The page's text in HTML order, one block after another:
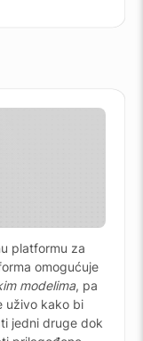
platformu za
omogućuje
modelima, pa
uživo kako bi
jedni druge dok